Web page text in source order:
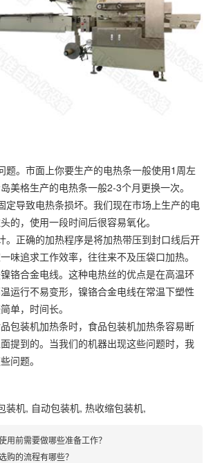
。市面上你要生产的电热条一般使用1周左
美格生产的电热条一般2-3个月更换一次。
导致电热条损坏。我们现在市场上生产的电
的，使用一段时间后很容易氧化。
正确的加热程序是将加热带压到封口线后开
味追求工作效率，往往来不及压袋口加热。
合金电线。这种电热丝的优点是在高温环
运行不易变形，镍铬合金电线在常温下塑性
单，时间长。
装机加热条时，食品包装机加热条容易断
提到的。当我们的机器出现这些问题时，我
问题。
装机, 自动包装机, 热收缩包装机,
用前需要做哪些准备工作？
购的流程有哪些？